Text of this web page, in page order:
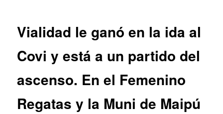
Vialidad le ganó en la ida al
Covi y está a un partido del
ascenso. En el Femenino
Regatas y la Muni de Maipú